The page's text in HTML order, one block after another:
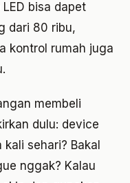
bisa dapet
dari 80 ribu,
kontrol rumah juga
membeli
dulu: device
sehari? Bakal
nggak? Kalau